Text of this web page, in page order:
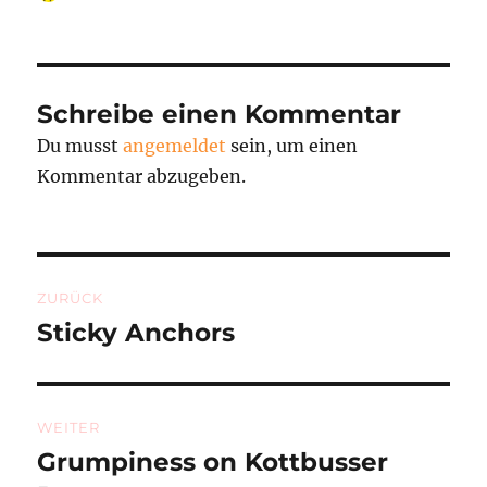
Schreibe einen Kommentar
Du musstangemeldet sein, um einen
Kommentar abzugeben.
ZURÜCK
Vorheriger
Sticky Anchors
WEITER
Nächster
Grumpiness on Kottbusser